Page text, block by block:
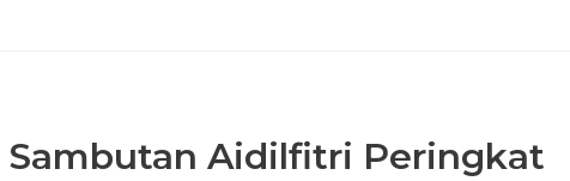
Sambutan Aidilfitri Peringkat